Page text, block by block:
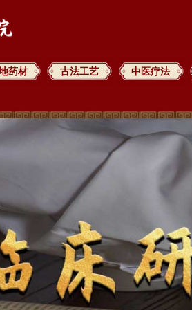
药材 古法工艺 中医疗法